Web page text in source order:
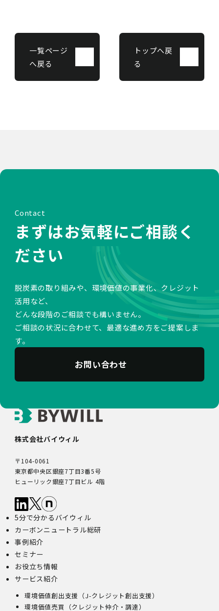
一覧ページ
へ戻る
トップへ戻
る
Contact
まずはお気軽にご相談く
ださい
脱炭素の取り組みや、環境価値の事業化、クレジット
活用など、
どんな段階のご相談でも構いません。
ご相談の状況に合わせて、最適な進め方をご提案しま
す。
お問い合わせ
株式会社バイウィル
〒104-0061
東京都中央区銀座7丁目3番5号
ヒューリック銀座7丁目ビル 4階
5分で分かるバイウィル
カーボンニュートラル総研
事例紹介
セミナー
お役立ち情報
サービス紹介
環境価値創出支援（J-クレジット創出支援）
環境価値売買（クレジット仲介・調達）